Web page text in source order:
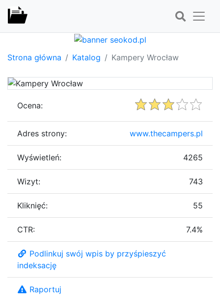
Strona główna Katalog Kampery Wrocław
Ocena:
Adres strony: www.thecampers.pl
Wyświetleń: 4265
Wizyt: 743
Kliknięć: 55
CTR: 7.4%
Podlinkuj swój wpis by przyśpieszyć
indeksację
Raportuj